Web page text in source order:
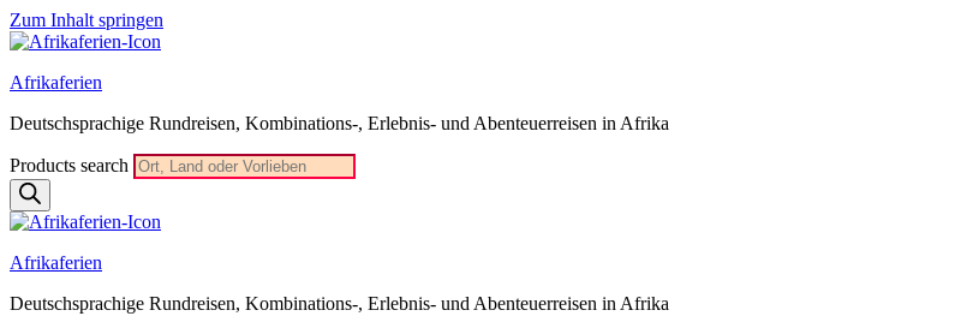
Zum Inhalt springen
Afrikaferien
Deutschsprachige Rundreisen, Kombinations-, Erlebnis- und Abenteuerreisen in Afrika
Products search
Afrikaferien
Deutschsprachige Rundreisen, Kombinations-, Erlebnis- und Abenteuerreisen in Afrika